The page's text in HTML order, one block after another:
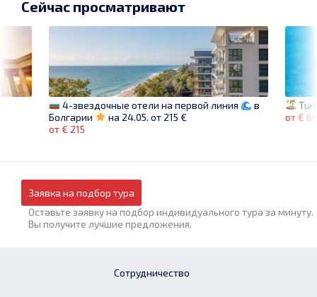
от €
Сейчас просматривают
4-звездочные отели на первой линия
в
Болгарии
на 24.05. от 215 €
от € 215
Заявка на подбор тура
Оставьте заявку на подбор индивидуального тура за минуту.
Вы получите лучшие предложения.
Сотрудничество